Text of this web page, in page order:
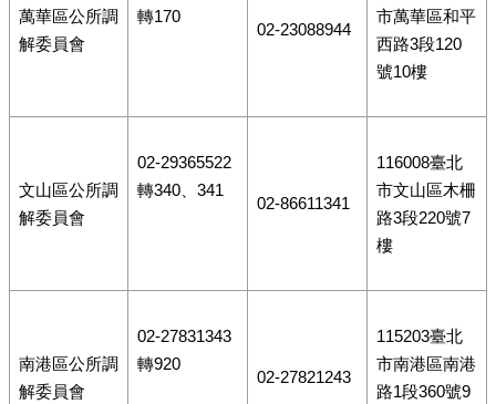
萬華區公所調
解委員會
轉170
02-23088944
市萬華區和平
西路3段120
號10樓
文山區公所調
解委員會
02-29365522
轉340、341
02-86611341
116008臺北
市文山區木柵
路3段220號7
樓
南港區公所調
解委員會
02-27831343
轉920
02-27821243
115203臺北
市南港區南港
路1段360號9